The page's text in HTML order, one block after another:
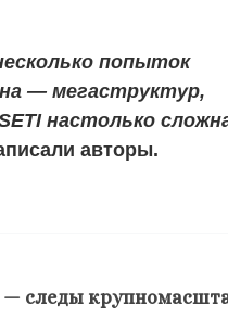
попыток
— мегаструктур,
настолько
авторы.
— следы